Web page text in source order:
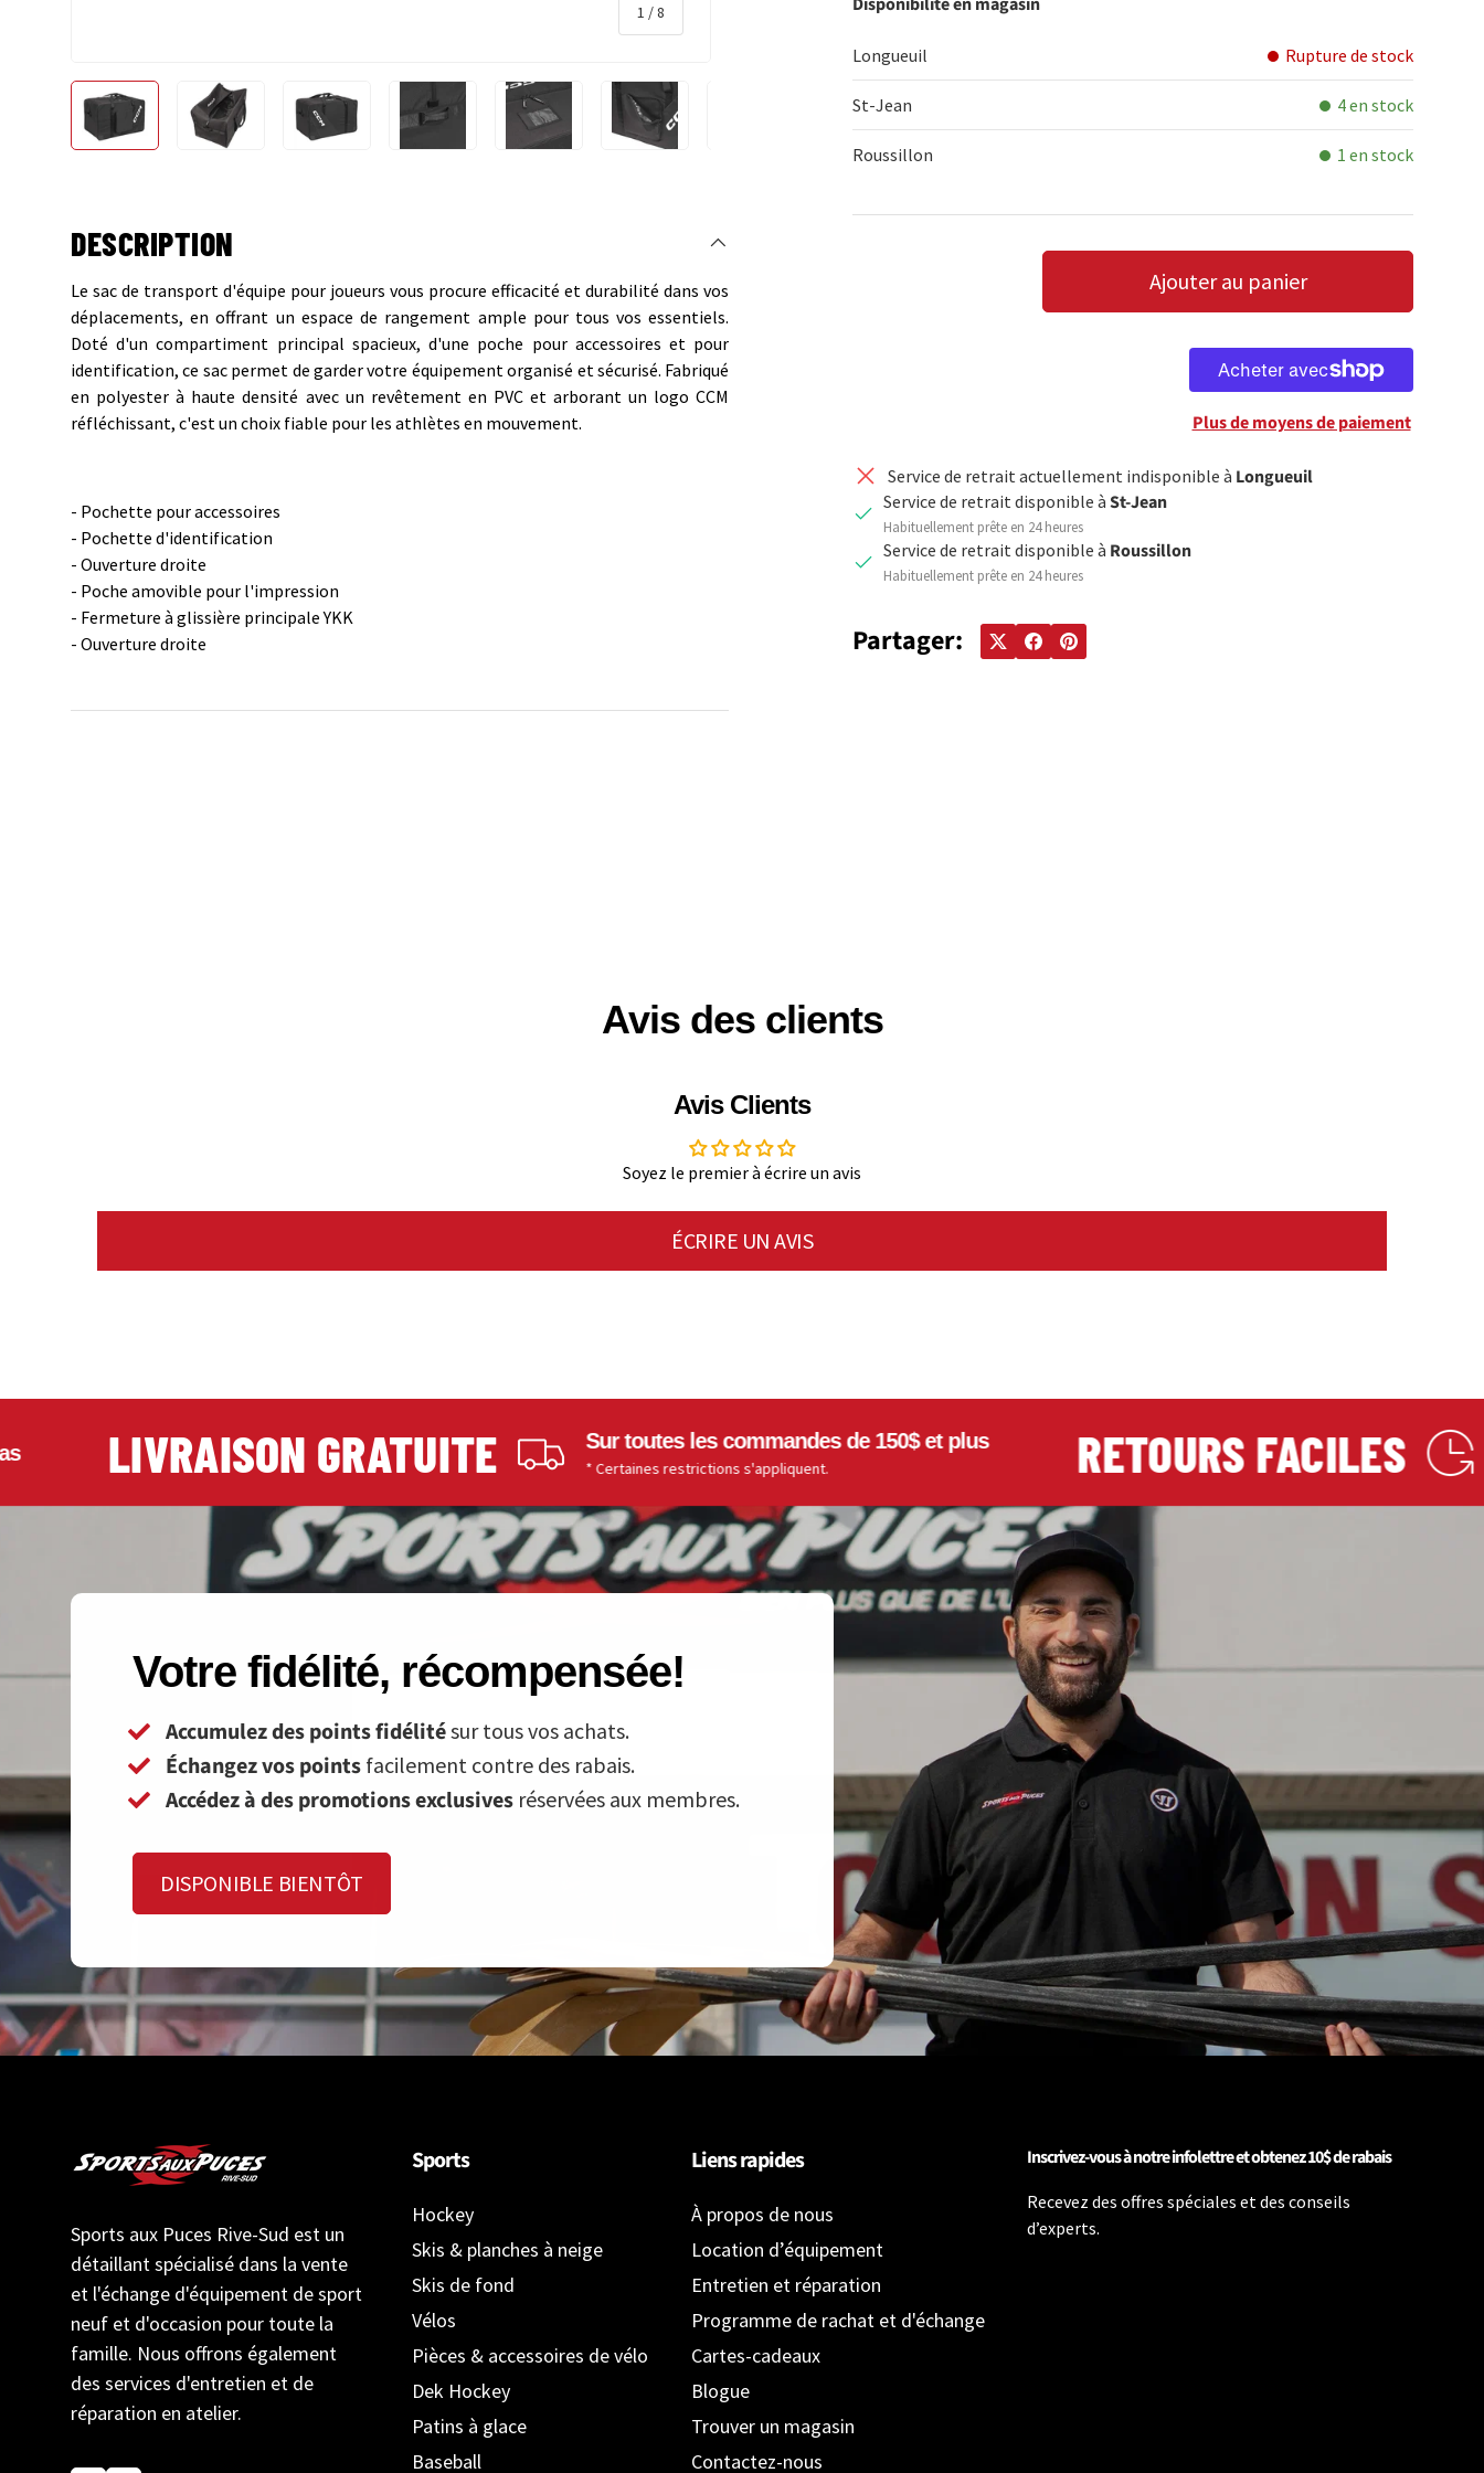
1 /de
8
Charger l’image 6 dans la vue de galerie
Charger l’image 7 dans la vue de galerie
Charger l’image 8 dans la vue de galerie
Longueuil Rupture de stock
St-Jean 4 en stock
Roussillon 1 en stock
AUGMENTER LA QUANTITÉ
Ajouter au panier
Plus de moyens de paiement
Service de retrait actuellement indisponible à Longueuil
Service de retrait disponible àSt-Jean
Habituellement prête en 24 heures
Service de retrait disponible à Roussillon
Habituellement prête en 24 heures
Partager:
DESCRIPTION
Le sac de transport d'équipe pour joueurs vous procure efficacité et durabilité dans vos
déplacements, en offrant un espace de rangement ample pour tous vos essentiels.
Doté d'un compartiment principal spacieux, d'une poche pour accessoires et pour
identification, ce sac permet de garder votre équipement organisé et sécurisé. Fabriqué
en polyester à haute densité avec un revêtement en PVC et arborant un logo CCM
réfléchissant, c'est un choix fiable pour les athlètes en mouvement.
- Pochette pour accessoires
- Pochette d'identification
- Ouverture droite
- Poche amovible pour l'impression
- Fermeture à glissière principale YKK
- Ouverture droite
Avis des clients
Avis Clients
Soyez le premier à écrire un avis
ÉCRIRE UN AVIS
LIVRAISON GRATUITE Sur toutes les commandes de 150$ et plus
* Certaines restrictions s'appliquent. RETOURS FACILES
Votre fidélité, récompensée!
Accumulez des points fidélitésur tous vos achats.
Échangez vos points facilement contre des rabais.
Accédez à des promotions exclusives réservées aux membres.
DISPONIBLE BIENTÔT
Sports aux Puces Rive-Sud est un
détaillant spécialisé dans la vente
et l'échange d'équipement de sport
neuf et d'occasion pour toute la
famille. Nous offrons également
des services d'entretien et de
réparation en atelier.
Sports
Hockey
Skis & planches à neige
Skis de fond
Vélos
Pièces & accessoires de vélo
Dek Hockey
Patins à glace
Baseball
Liens rapides
À propos de nous
Location d’équipement
Entretien et réparation
Programme de rachat et d'échange
Cartes-cadeaux
Blogue
Trouver un magasin
Contactez-nous
Inscrivez-vous à notre infolettre et obtenez 10$ de rabais
Recevez des offres spéciales et des conseils
d’experts.